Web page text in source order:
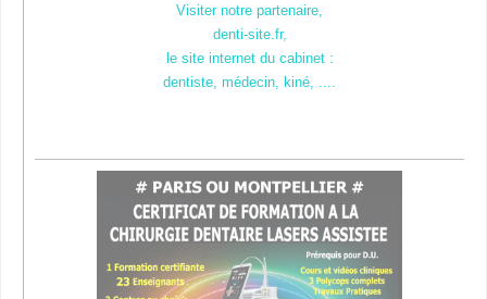
Visiter notre partenaire,
denti-site.fr,
le site internet du cabinet :
dentiste, médecin, kiné, ....